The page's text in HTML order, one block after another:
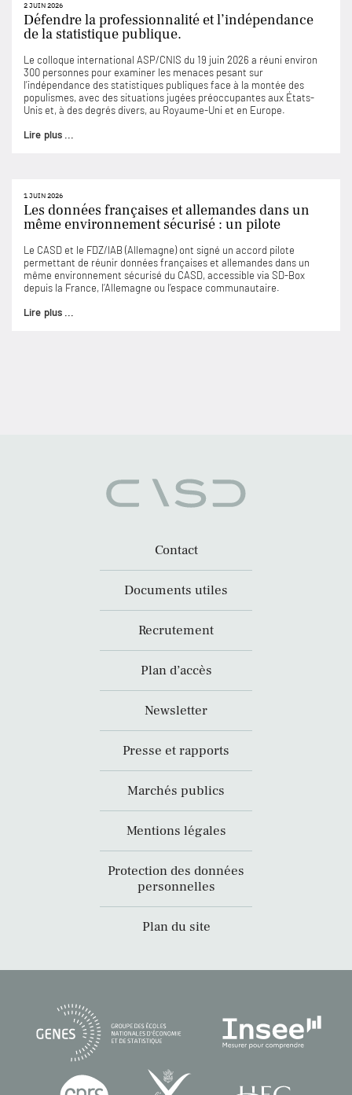
2 JUIN 2026
Défendre la professionnalité et l’indépendance
de la statistique publique.
Le colloque international ASP/CNIS du 19 juin 2026 a réuni environ
300 personnes pour examiner les menaces pesant sur
l’indépendance des statistiques publiques face à la montée des
populismes, avec des situations jugées préoccupantes aux États-
Unis et, à des degrés divers, au Royaume-Uni et en Europe.
Lire plus ...
1 JUIN 2026
Les données françaises et allemandes dans un
même environnement sécurisé : un pilote
Le CASD et le FDZ/IAB (Allemagne) ont signé un accord pilote
permettant de réunir données françaises et allemandes dans un
même environnement sécurisé du CASD, accessible via SD-Box
depuis la France, l’Allemagne ou l’espace communautaire.
Lire plus ...
Contact
Documents utiles
Recrutement
Plan d’accès
Newsletter
Presse et rapports
Marchés publics
Mentions légales
Protection des données
personnelles
Plan du site